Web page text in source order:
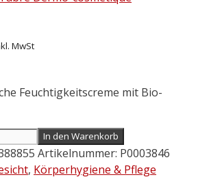
MwSt
Feuchtigkeitscreme mit Bio-
In den Warenkorb
Artikelnummer: P0003846
, Körperhygiene & Pflege